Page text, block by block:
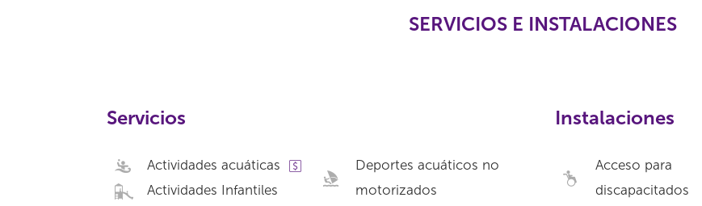
SERVICIOS E INSTALACIONES
Servicios
Actividades acuáticas
Actividades Infantiles
Deportes acuáticos no
motorizados
Instalaciones
Acceso para
discapacitados